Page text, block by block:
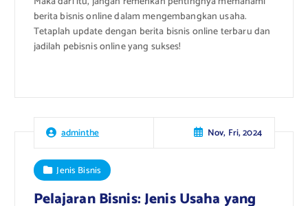
berita bisnis online dalam mengembangkan usaha.
Tetaplah update dengan berita bisnis online terbaru dan
jadilah pebisnis online yang sukses!
adminthe Nov, Fri, 2024
Jenis Bisnis
Pelajaran Bisnis: Jenis Usaha yang